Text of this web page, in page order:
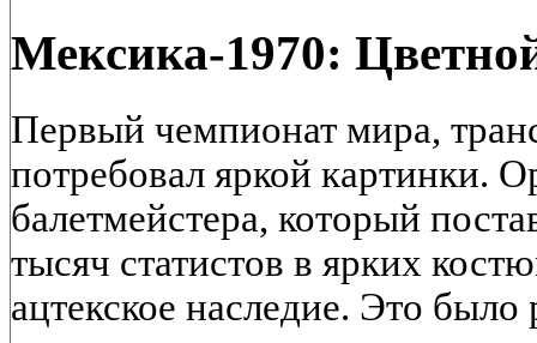
Мексика-1970:
Первый чемпионат мира,
потребовал яркой картинки.
балетмейстера, который
тысяч статистов в ярких
ацтекское наследие. Это